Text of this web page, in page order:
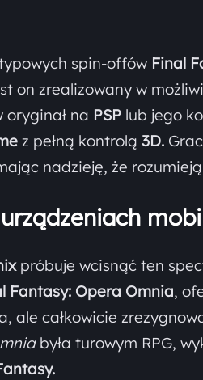
spin-offów Final
on zrealizowany w
oryginał na PSP lub jego
z pełną kontrolą 3D.
nadzieję, że
próbuje wcisnąć ten
Fantasy: Opera Omnia,
ale całkowicie
była turowym RPG,